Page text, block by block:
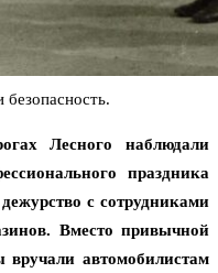
Лесного наблюдали
праздника
с сотрудниками
Вместо привычной
вручали автомобилистам